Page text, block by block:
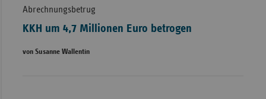
Abrechnungsbetrug
KKH um 4,7 Millionen Euro betrogen
von Susanne Wallentin